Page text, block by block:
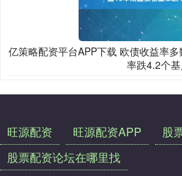
亿策略配资平台APP下载 欧债收益率
率跌4.2个
旺源配资 旺源配资APP
股
股票配资论坛在哪里找